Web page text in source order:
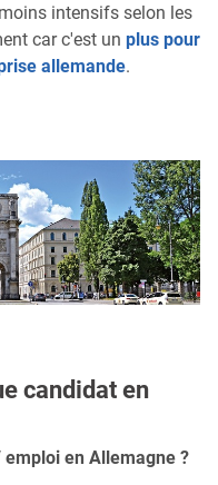
intensifs selon les
car c'est un plus pour
allemande.
candidat en
en Allemagne ?